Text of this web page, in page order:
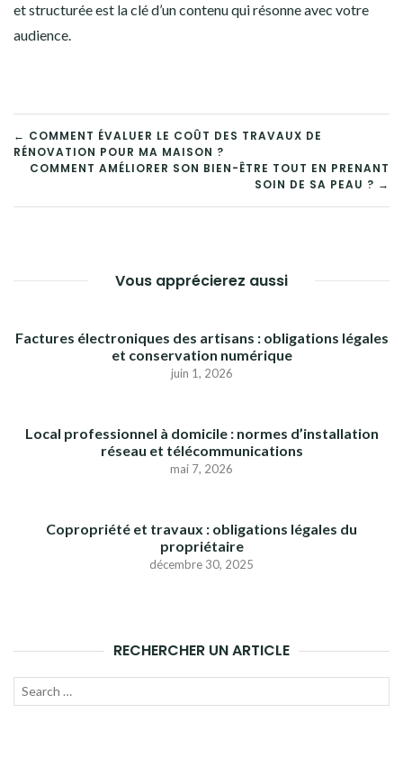
et structurée est la clé d’un contenu qui résonne avec votre
audience.
NAVIGATION
DE
L’ARTICLE
← COMMENT ÉVALUER LE COÛT DES TRAVAUX DE
RÉNOVATION POUR MA MAISON ?
COMMENT AMÉLIORER SON BIEN-ÊTRE TOUT EN PRENANT
SOIN DE SA PEAU ? →
Vous apprécierez aussi
Factures électroniques des artisans : obligations légales
et conservation numérique
juin 1, 2026
Local professionnel à domicile : normes d’installation
réseau et télécommunications
mai 7, 2026
Copropriété et travaux : obligations légales du
propriétaire
décembre 30, 2025
RECHERCHER UN ARTICLE
Recherche